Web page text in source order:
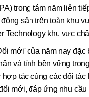
trong tám năm liên
động sản trên toàn khu
Technology khu vực
mới' của năm nay đặc
và tính bền vững
hợp tác cùng các đối
mới, đáp ứng nhu